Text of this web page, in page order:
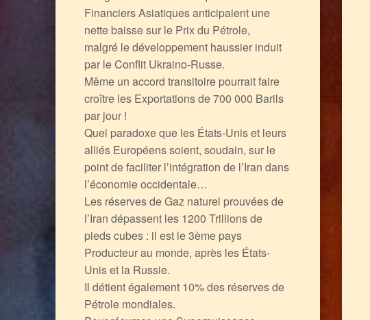
Financiers Asiatiques anticipaient une
nette baisse sur le Prix du Pétrole,
malgré le développement haussier induit
par le Conflit Ukraino-Russe.
Même un accord transitoire pourrait faire
croître les Exportations de 700 000 Barils
par jour !
Quel paradoxe que les États-Unis et leurs
alliés Européens soient, soudain, sur le
point de faciliter l’intégration de l’Iran dans
l’économie occidentale…
Les réserves de Gaz naturel prouvées de
l’Iran dépassent les 1200 Trillions de
pieds cubes : il est le 3ème pays
Producteur au monde, après les États-
Unis et la Russie.
Il détient également 10% des réserves de
Pétrole mondiales.